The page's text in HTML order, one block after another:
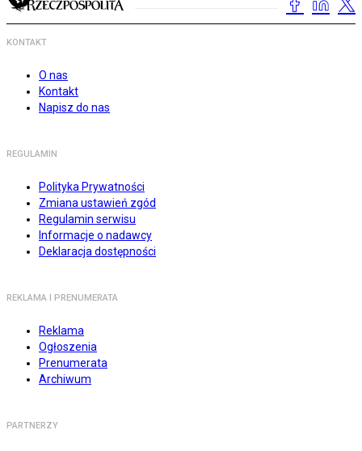
KONTAKT
O nas
Kontakt
Napisz do nas
REGULAMIN
Polityka Prywatności
Zmiana ustawień zgód
Regulamin serwisu
Informacje o nadawcy
Deklaracja dostępności
REKLAMA I PRENUMERATA
Reklama
Ogłoszenia
Prenumerata
Archiwum
PARTNERZY